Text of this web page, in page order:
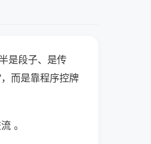
是段子、是传
而是靠程序控牌
。